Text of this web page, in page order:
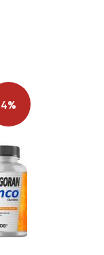
4%